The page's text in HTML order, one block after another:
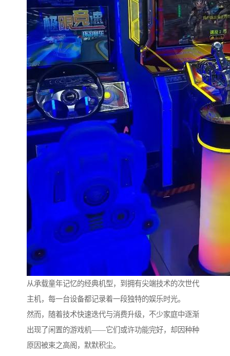
从承载童年记忆的经典机型，到拥有尖端技术的次世代
主机，每一台设备都记录着一段独特的娱乐时光。
然而，随着技术快速迭代与消费升级，不少家庭中逐渐
出现了闲置的游戏机——它们或许功能完好，却因种种
原因被束之高阁，默默积尘。